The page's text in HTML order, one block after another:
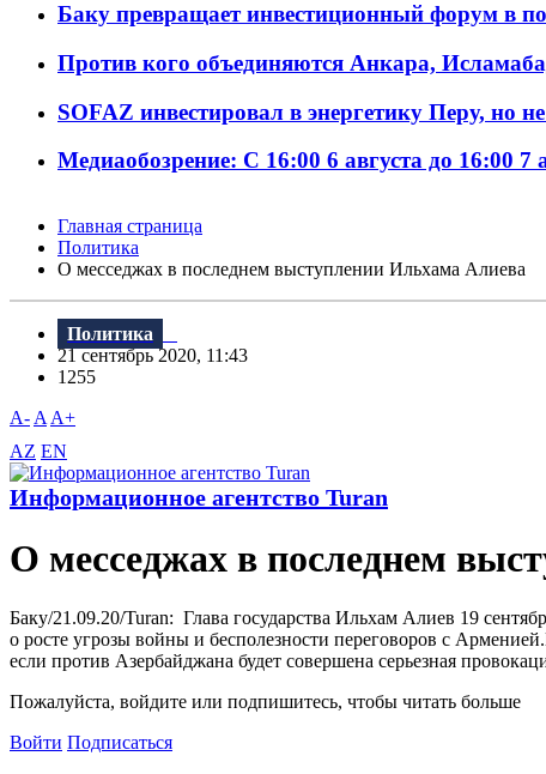
Баку превращает инвестиционный форум в
Против кого объединяются Анкара,
SOFAZ инвестировал в энергетику Перу, но
Медиаобозрение: С 16:00 6 августа до 16:00 7
Главная страница
Политика
О месседжах в последнем выступлении Ильхама Алиева
Политика
21 сентябрь 2020, 11:43
1255
A- A A+
AZ EN
Информационное агентство Turan
О месседжах в последнем
Баку/21.09.20/Turan: Глава государства Ильхам Алиев 19
о росте угрозы войны и бесполезности переговоров с
если против Азербайджана будет совершена серьезная
Пожалуйста, войдите или подпишитесь, чтобы читать больше
Войти Подписаться